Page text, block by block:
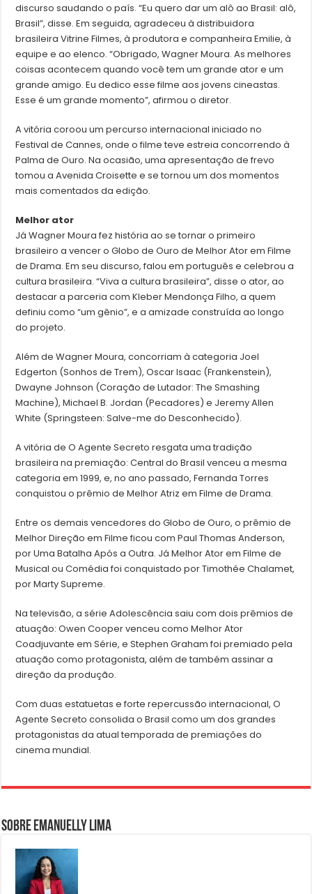
discurso saudando o país. “Eu quero dar um alô ao Brasil: alô,
Brasil”, disse. Em seguida, agradeceu à distribuidora
brasileira Vitrine Filmes, à produtora e companheira Emilie, à
equipe e ao elenco. “Obrigado, Wagner Moura. As melhores
coisas acontecem quando você tem um grande ator e um
grande amigo. Eu dedico esse filme aos jovens cineastas.
Esse é um grande momento”, afirmou o diretor.
A vitória coroou um percurso internacional iniciado no
Festival de Cannes, onde o filme teve estreia concorrendo à
Palma de Ouro. Na ocasião, uma apresentação de frevo
tomou a Avenida Croisette e se tornou um dos momentos
mais comentados da edição.
Melhor ator
Já Wagner Moura fez história ao se tornar o primeiro
brasileiro a vencer o Globo de Ouro de Melhor Ator em Filme
de Drama. Em seu discurso, falou em português e celebrou a
cultura brasileira. “Viva a cultura brasileira”, disse o ator, ao
destacar a parceria com Kleber Mendonça Filho, a quem
definiu como “um gênio”, e a amizade construída ao longo
do projeto.
Além de Wagner Moura, concorriam à categoria Joel
Edgerton (Sonhos de Trem), Oscar Isaac (Frankenstein),
Dwayne Johnson (Coração de Lutador: The Smashing
Machine), Michael B. Jordan (Pecadores) e Jeremy Allen
White (Springsteen: Salve-me do Desconhecido).
A vitória de O Agente Secreto resgata uma tradição
brasileira na premiação: Central do Brasil venceu a mesma
categoria em 1999, e, no ano passado, Fernanda Torres
conquistou o prêmio de Melhor Atriz em Filme de Drama.
Entre os demais vencedores do Globo de Ouro, o prêmio de
Melhor Direção em Filme ficou com Paul Thomas Anderson,
por Uma Batalha Após a Outra. Já Melhor Ator em Filme de
Musical ou Comédia foi conquistado por Timothée Chalamet,
por Marty Supreme.
Na televisão, a série Adolescência saiu com dois prêmios de
atuação: Owen Cooper venceu como Melhor Ator
Coadjuvante em Série, e Stephen Graham foi premiado pela
atuação como protagonista, além de também assinar a
direção da produção.
Com duas estatuetas e forte repercussão internacional, O
Agente Secreto consolida o Brasil como um dos grandes
protagonistas da atual temporada de premiações do
cinema mundial.
Sobre Emanuelly Lima